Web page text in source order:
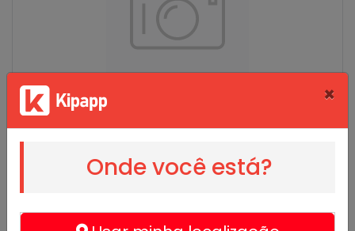
×
Onde você está?
pizza frango com catuoiry
Molho, mussarela, peito de frango, catupiry, milho,
R$ 40,00